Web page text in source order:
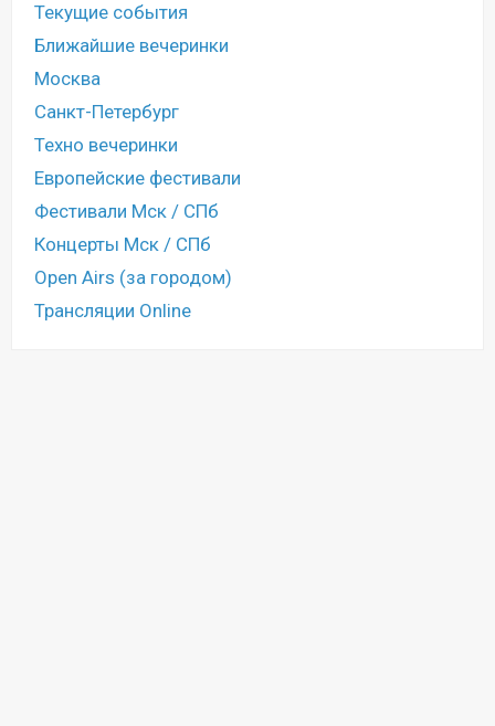
Текущие события
Ближайшие вечеринки
Москва
Санкт-Петербург
Техно вечеринки
Европейские фестивали
Фестивали Мск / СПб
Концерты Мск / СПб
Open Airs (за городом)
Трансляции Online